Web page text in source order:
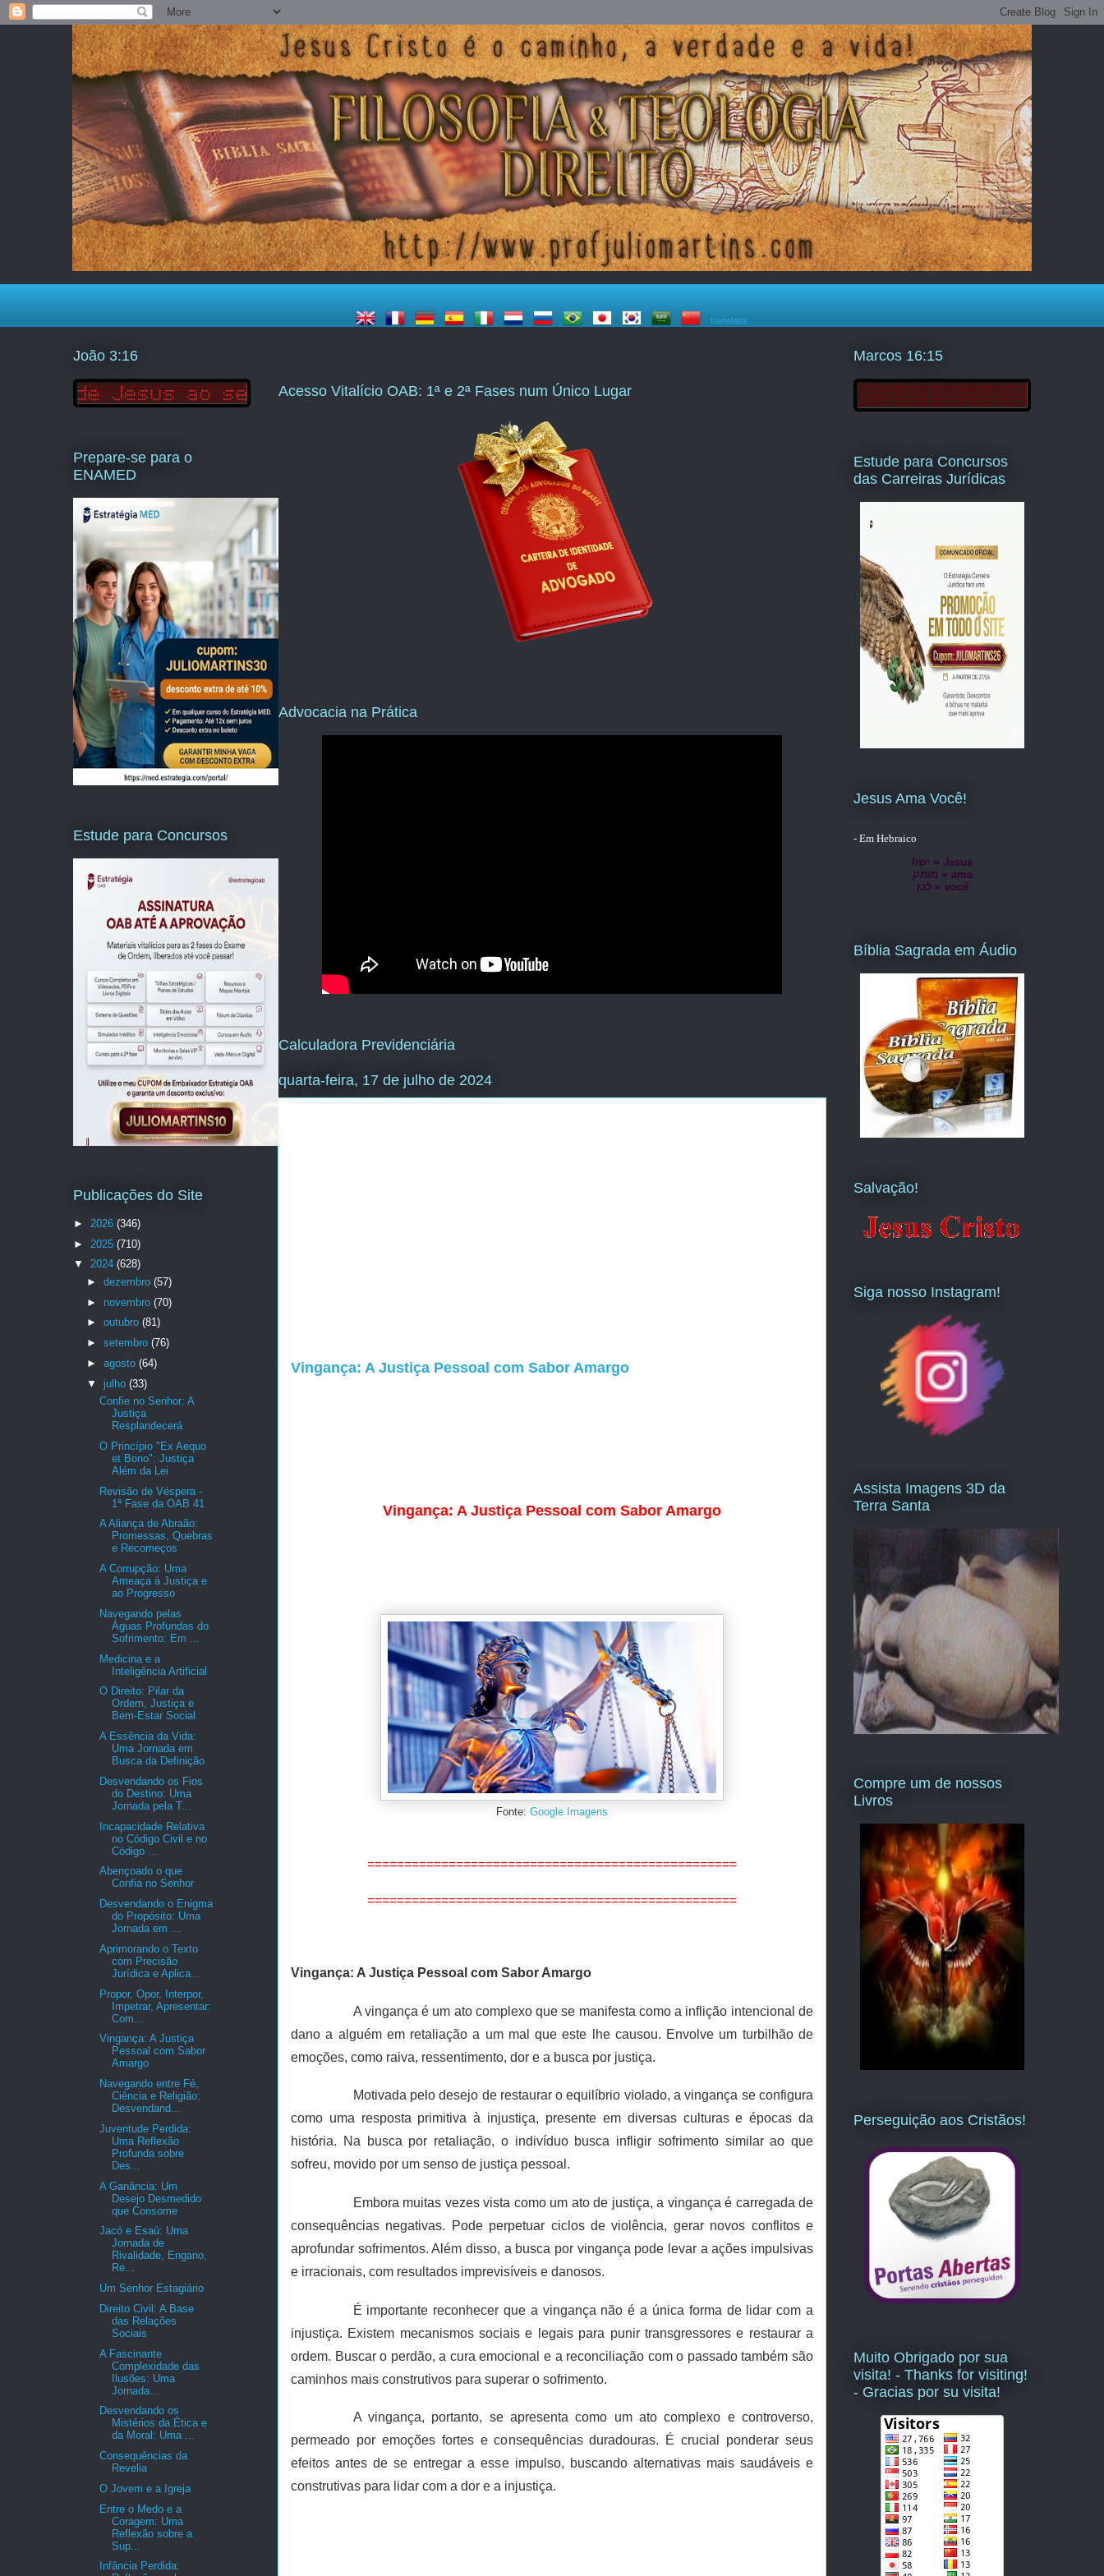
translator
Acesso Vitalício OAB: 1ª e 2ª Fases num Único Lugar
Advocacia na Prática
Calculadora Previdenciária
quarta-feira, 17 de julho de 2024
Vingança: A Justiça Pessoal com Sabor Amargo
Vingança: A Justiça Pessoal com Sabor Amargo
Fonte: Google Imagens
==================================================
==================================================
Vingança: A Justiça Pessoal com Sabor Amargo
A vingança é um ato complexo que se manifesta como a inflição intencional de
dano a alguém em retaliação a um mal que este lhe causou. Envolve um turbilhão de
emoções, como raiva, ressentimento, dor e a busca por justiça.
Motivada pelo desejo de restaurar o equilíbrio violado, a vingança se configura
como uma resposta primitiva à injustiça, presente em diversas culturas e épocas da
história. Na busca por retaliação, o indivíduo busca infligir sofrimento similar ao que
sofreu, movido por um senso de justiça pessoal.
Embora muitas vezes vista como um ato de justiça, a vingança é carregada de
consequências negativas. Pode perpetuar ciclos de violência, gerar novos conflitos e
aprofundar sofrimentos. Além disso, a busca por vingança pode levar a ações impulsivas
e irracionais, com resultados imprevisíveis e danosos.
É importante reconhecer que a vingança não é a única forma de lidar com a
injustiça. Existem mecanismos sociais e legais para punir transgressores e restaurar a
ordem. Buscar o perdão, a cura emocional e a reconciliação com o passado também são
caminhos mais construtivos para superar o sofrimento.
A vingança, portanto, se apresenta como um ato complexo e controverso,
permeado por emoções fortes e consequências duradouras. É crucial ponderar seus
efeitos antes de se entregar a esse impulso, buscando alternativas mais saudáveis e
construtivas para lidar com a dor e a injustiça.
João 3:16
Prepare-se para o
ENAMED
Estude para Concursos
Publicações do Site
► 2026 (346)
► 2025 (710)
▼ 2024 (628)
► dezembro (57)
► novembro (70)
► outubro (81)
► setembro (76)
► agosto (64)
▼ julho (33)
Confie no Senhor: A
Justiça
Resplandecerá
O Princípio "Ex Aequo
et Bono": Justiça
Além da Lei
Revisão de Véspera -
1ª Fase da OAB 41
A Aliança de Abraão:
Promessas, Quebras
e Recomeços
A Corrupção: Uma
Ameaça à Justiça e
ao Progresso
Navegando pelas
Águas Profundas do
Sofrimento: Em ...
Medicina e a
Inteligência Artificial
O Direito: Pilar da
Ordem, Justiça e
Bem-Estar Social
A Essência da Vida:
Uma Jornada em
Busca da Definição
Desvendando os Fios
do Destino: Uma
Jornada pela T...
Incapacidade Relativa
no Código Civil e no
Código ...
Abençoado o que
Confia no Senhor
Desvendando o Enigma
do Propósito: Uma
Jornada em ...
Aprimorando o Texto
com Precisão
Jurídica e Aplica...
Propor, Opor, Interpor,
Impetrar, Apresentar:
Com...
Vingança: A Justiça
Pessoal com Sabor
Amargo
Navegando entre Fé,
Ciência e Religião:
Desvendand...
Juventude Perdida:
Uma Reflexão
Profunda sobre
Des...
A Ganância: Um
Desejo Desmedido
que Consome
Jacó e Esaú: Uma
Jornada de
Rivalidade, Engano,
Re...
Um Senhor Estagiário
Direito Civil: A Base
das Relações
Sociais
A Fascinante
Complexidade das
Ilusões: Uma
Jornada...
Desvendando os
Mistérios da Ética e
da Moral: Uma ...
Consequências da
Revelia
O Jovem e a Igreja
Entre o Medo e a
Coragem: Uma
Reflexão sobre a
Sup...
Infância Perdida:
Marcos 16:15
Estude para Concursos
das Carreiras Jurídicas
Jesus Ama Você!
- Em Hebraico
lישו = Jesus
מותק = ama
לכן = você
Bíblia Sagrada em Áudio
Salvação!
Siga nosso Instagram!
Assista Imagens 3D da
Terra Santa
Compre um de nossos
Livros
Perseguição aos Cristãos!
Muito Obrigado por sua
visita! - Thanks for visiting!
- Gracias por su visita!